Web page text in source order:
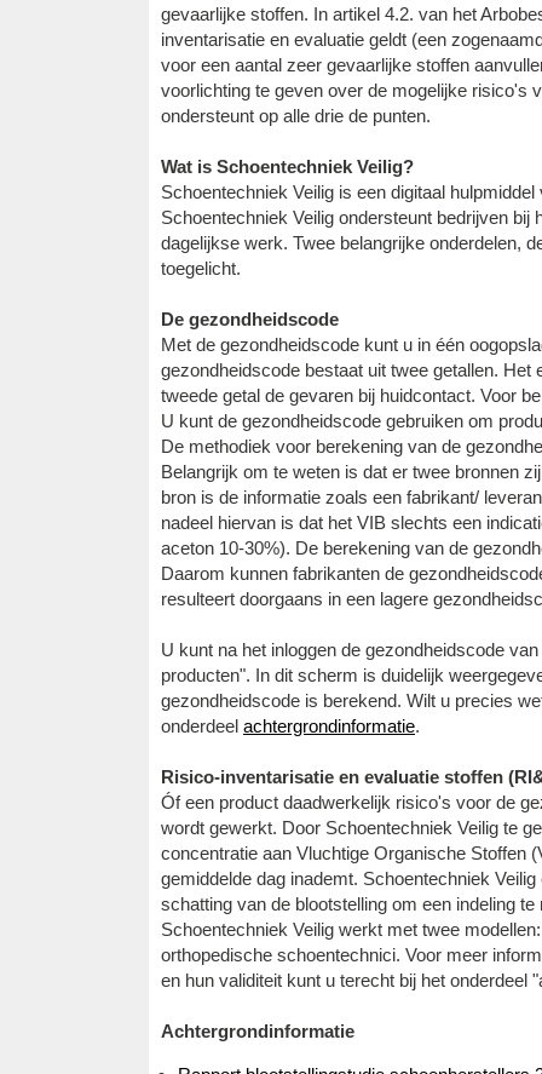
gevaarlijke stoffen. In artikel 4.2. van het
inventarisatie en evaluatie geldt (een
voor een aantal zeer gevaarlijke stoffen
voorlichting te geven over de mogelijke risico's
ondersteunt op alle drie de punten.
Wat is Schoentechniek Veilig?
Schoentechniek Veilig is een digitaal
Schoentechniek Veilig ondersteunt bedrijven
dagelijkse werk. Twee belangrijke onderdelen,
toegelicht.
De gezondheidscode
Met de gezondheidscode kunt u in één
gezondheidscode bestaat uit twee getallen.
tweede getal de gevaren bij huidcontact. Voor
U kunt de gezondheidscode gebruiken om
De methodiek voor berekening van de
Belangrijk om te weten is dat er twee bronnen
bron is de informatie zoals een fabrikant/
nadeel hiervan is dat het VIB slechts een
aceton 10-30%). De berekening van de
Daarom kunnen fabrikanten de
resulteert doorgaans in een lagere
U kunt na het inloggen de gezondheidscode
producten". In dit scherm is duidelijk
gezondheidscode is berekend. Wilt u precies
onderdeel achtergrondinformatie.
Risico-inventarisatie en evaluatie stoffen
Óf een product daadwerkelijk risico's voor de
wordt gewerkt. Door Schoentechniek Veilig te
concentratie aan Vluchtige Organische Stoffen
gemiddelde dag inademt. Schoentechniek
schatting van de blootstelling om een indeling
Schoentechniek Veilig werkt met twee
orthopedische schoentechnici. Voor meer
en hun validiteit kunt u terecht bij het onderdeel
Achtergrondinformatie